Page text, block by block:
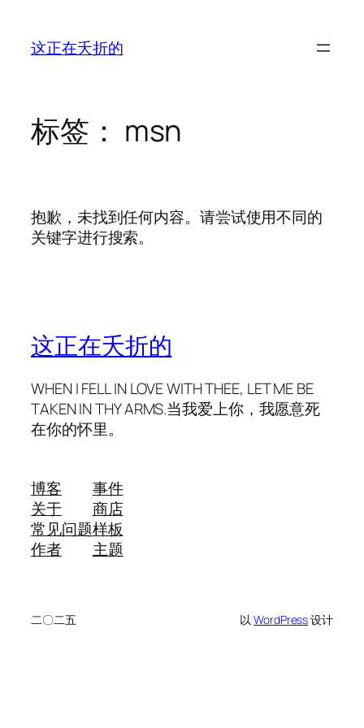
这正在夭折的
标签： msn
抱歉，未找到任何内容。请尝试使用不同的
关键字进行搜索。
这正在夭折的
WHEN I FELL IN LOVE WITH THEE, LET ME BE
TAKEN IN THY ARMS.当我爱上你，我愿意死
在你的怀里。
博客
关于
常见问题
作者
事件
商店
样板
主题
二〇二五 以WordPress设计